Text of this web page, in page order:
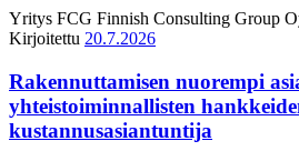
Yritys FCG Finnish Consulting Group
Kirjoitettu 20.7.2026
Rakennuttamisen nuorempi
yhteistoiminnallisten
kustannusasiantuntija